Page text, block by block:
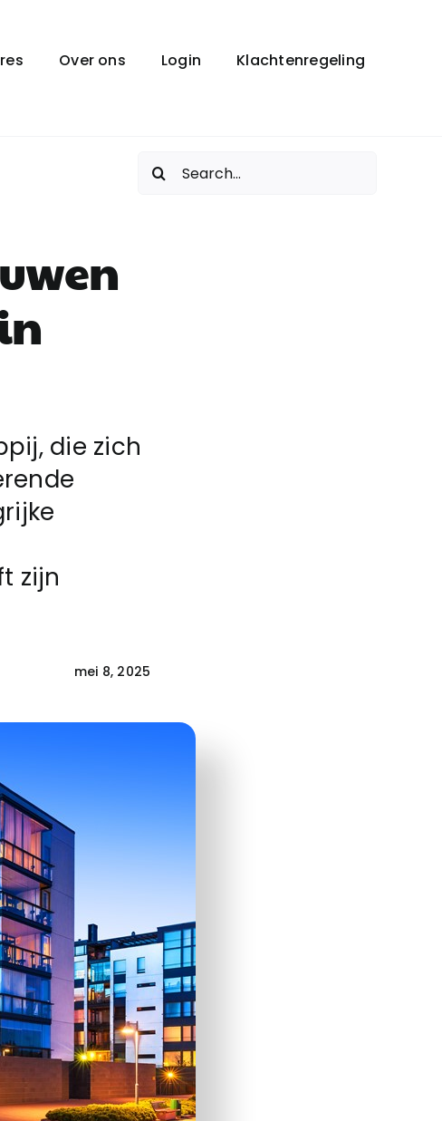
Over ons Login Klachtenregeling
Zoeken
naar:
die zich
zijn
mei 8, 2025